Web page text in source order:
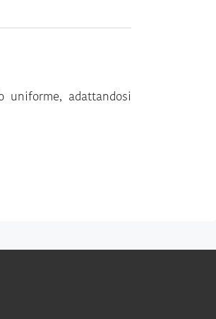
adattandosi